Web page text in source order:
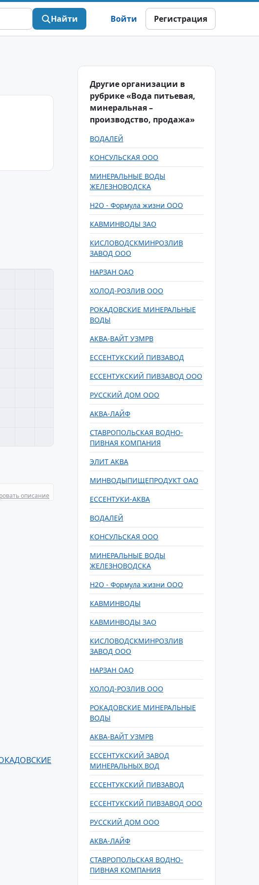
Найти Войти Регистрация
описание
Другие организации в
рубрике «Вода питьевая,
минеральная –
производство, продажа»
ВОДАЛЕЙ
КОНСУЛЬСКАЯ ООО
МИНЕРАЛЬНЫЕ ВОДЫ
ЖЕЛЕЗНОВОДСКА
Н2О - Формула жизни ООО
КАВМИНВОДЫ ЗАО
КИСЛОВОДСКМИНРОЗЛИВ
ЗАВОД ООО
НАРЗАН ОАО
ХОЛОД-РОЗЛИВ ООО
РОКАДОВСКИЕ МИНЕРАЛЬНЫЕ
ВОДЫ
АКВА-ВАЙТ УЗМРВ
ЕССЕНТУКСКИЙ ПИВЗАВОД
ЕССЕНТУКСКИЙ ПИВЗАВОД ООО
РУССКИЙ ДОМ ООО
АКВА-ЛАЙФ
СТАВРОПОЛЬСКАЯ ВОДНО-
ПИВНАЯ КОМПАНИЯ
ЭЛИТ АКВА
МИНВОДЫПИЩЕПРОДУКТ ОАО
ЕССЕНТУКИ-АКВА
ВОДАЛЕЙ
КОНСУЛЬСКАЯ ООО
МИНЕРАЛЬНЫЕ ВОДЫ
ЖЕЛЕЗНОВОДСКА
Н2О - Формула жизни ООО
КАВМИНВОДЫ
КАВМИНВОДЫ ЗАО
КИСЛОВОДСКМИНРОЗЛИВ
ЗАВОД ООО
НАРЗАН ОАО
ХОЛОД-РОЗЛИВ ООО
РОКАДОВСКИЕ МИНЕРАЛЬНЫЕ
ВОДЫ
АКВА-ВАЙТ УЗМРВ
ЕССЕНТУКСКИЙ ЗАВОД
МИНЕРАЛЬНЫХ ВОД
ЕССЕНТУКСКИЙ ПИВЗАВОД
ЕССЕНТУКСКИЙ ПИВЗАВОД ООО
РУССКИЙ ДОМ ООО
АКВА-ЛАЙФ
СТАВРОПОЛЬСКАЯ ВОДНО-
ПИВНАЯ КОМПАНИЯ